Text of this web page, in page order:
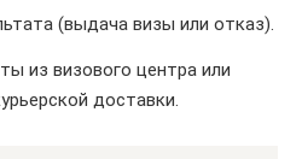
(выдача визы или отказ).
из визового центра или
доставки.